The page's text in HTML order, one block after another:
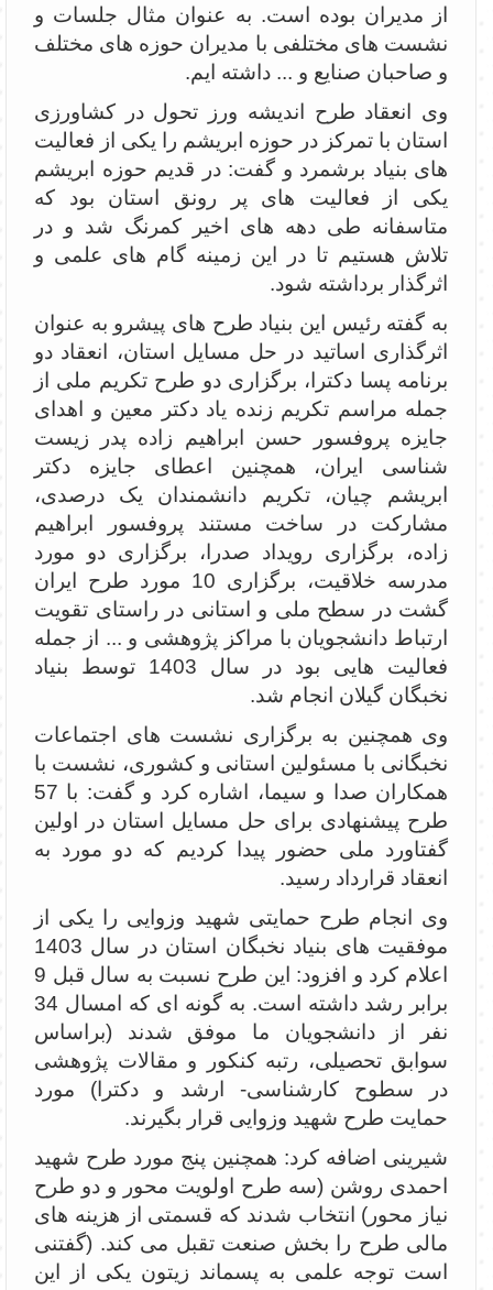
از مدیران بوده است. به عنوان مثال جلسات و
نشست های مختلفی با مدیران حوزه های مختلف
و صاحبان صنایع و ... داشته ایم.
وی انعقاد طرح اندیشه ورز تحول در کشاورزی
استان با تمرکز در حوزه ابریشم را یکی از فعالیت
های بنیاد برشمرد و گفت: در قدیم حوزه ابریشم
یکی از فعالیت های پر رونق استان بود که
متاسفانه طی دهه های اخیر کمرنگ شد و در
تلاش هستیم تا در این زمینه گام های علمی و
اثرگذار برداشته شود.
به گفته رئیس این بنیاد طرح های پیشرو به عنوان
اثرگذاری اساتید در حل مسایل استان، انعقاد دو
برنامه پسا دکترا، برگزاری دو طرح تکریم ملی از
جمله مراسم تکریم زنده یاد دکتر معین و اهدای
جایزه پروفسور حسن ابراهیم زاده پدر زیست
شناسی ایران، همچنین اعطای جایزه دکتر
ابریشم چیان، تکریم دانشمندان یک درصدی،
مشارکت در ساخت مستند پروفسور ابراهیم
زاده، برگزاری رویداد صدرا، برگزاری دو مورد
مدرسه خلاقیت، برگزاری 10 مورد طرح ایران
گشت در سطح ملی و استانی در راستای تقویت
ارتباط دانشجویان با مراکز پژوهشی و ... از جمله
فعالیت هایی بود در سال 1403 توسط بنیاد
نخبگان گیلان انجام شد.
وی همچنین به برگزاری نشست های اجتماعات
نخبگانی با مسئولین استانی و کشوری، نشست با
همکاران صدا و سیما، اشاره کرد و گفت: با 57
طرح پیشنهادی برای حل مسایل استان در اولین
گفتاورد ملی حضور پیدا کردیم که دو مورد به
انعقاد قرارداد رسید.
وی انجام طرح حمایتی شهید وزوایی را یکی از
موفقیت های بنیاد نخبگان استان در سال 1403
اعلام کرد و افزود: این طرح نسبت به سال قبل 9
برابر رشد داشته است. به گونه ای که امسال 34
نفر از دانشجویان ما موفق شدند (براساس
سوابق تحصیلی، رتبه کنکور و مقالات پژوهشی
در سطوح کارشناسی- ارشد و دکترا) مورد
حمایت طرح شهید وزوایی قرار بگیرند.
شیرینی اضافه کرد: همچنین پنج مورد طرح شهید
احمدی روشن (سه طرح اولویت محور و دو طرح
نیاز محور) انتخاب شدند که قسمتی از هزینه های
مالی طرح را بخش صنعت تقبل می کند. (گفتنی
است توجه علمی به پسماند زیتون یکی از این